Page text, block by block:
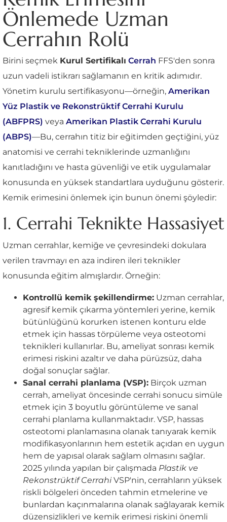
Önlemede Uzman
Cerrahın Rolü
Birini seçmek Kurul Sertifikalı Cerrah FFS'den sonra
uzun vadeli istikrarı sağlamanın en kritik adımıdır.
Yönetim kurulu sertifikasyonu—örneğin, Amerikan
Yüz Plastik ve Rekonstrüktif Cerrahi Kurulu
(ABFPRS) veya Amerikan Plastik Cerrahi Kurulu
(ABPS)—Bu, cerrahın titiz bir eğitimden geçtiğini, yüz
anatomisi ve cerrahi tekniklerinde uzmanlığını
kanıtladığını ve hasta güvenliği ve etik uygulamalar
konusunda en yüksek standartlara uyduğunu gösterir.
Kemik erimesini önlemek için bunun önemi şöyledir:
1. Cerrahi Teknikte Hassasiyet
Uzman cerrahlar, kemiğe ve çevresindeki dokulara
verilen travmayı en aza indiren ileri teknikler
konusunda eğitim almışlardır. Örneğin:
Kontrollü kemik şekillendirme: Uzman cerrahlar,
agresif kemik çıkarma yöntemleri yerine, kemik
bütünlüğünü korurken istenen konturu elde
etmek için hassas törpüleme veya osteotomi
teknikleri kullanırlar. Bu, ameliyat sonrası kemik
erimesi riskini azaltır ve daha pürüzsüz, daha
doğal sonuçlar sağlar.
Sanal cerrahi planlama (VSP): Birçok uzman
cerrah, ameliyat öncesinde cerrahi sonucu simüle
etmek için 3 boyutlu görüntüleme ve sanal
cerrahi planlama kullanmaktadır. VSP, hassas
osteotomi planlamasına olanak tanıyarak kemik
modifikasyonlarının hem estetik açıdan en uygun
hem de yapısal olarak sağlam olmasını sağlar.
2025 yılında yapılan bir çalışmada Plastik ve
Rekonstrüktif Cerrahi VSP'nin, cerrahların yüksek
riskli bölgeleri önceden tahmin etmelerine ve
bunlardan kaçınmalarına olanak sağlayarak kemik
düzensizlikleri ve kemik erimesi riskini önemli